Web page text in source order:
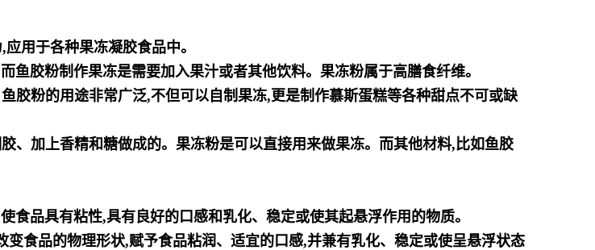
用于各种果冻凝胶食品中。
鱼胶粉制作果冻是需要加入果汁或者其他饮料。 果冻粉属于高膳食纤维。
胶粉的用途非常广泛,不但可以自制果冻,更是制作慕斯蛋糕等各种甜点不可或缺
、加上香精和糖做成的。果冻粉是可 以直接用来做果冻。而其他材料,比如鱼胶
食品具有粘性,具有良好的口感和乳化、稳定或使其起悬浮作用的物质。
变食品的物理形状,赋予食品粘润、适宜的口感,并兼有乳化、稳定或使呈悬浮状态